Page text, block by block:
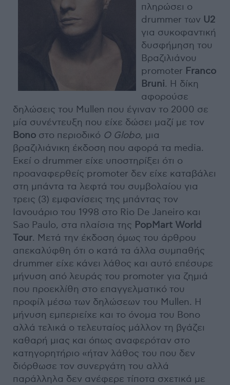
πληρώσει ο
drummer των U2
για συκοφαντική
δυσφήμηση του
Βραζιλιάνου
promoter Franco
Bruni. Η δίκη
αφορούσε
δηλώσεις του Mullen που έγιναν το 2000 σε
μία συνέντευξη που είχε δώσει μαζί με τον
Bono στο περιοδικό O Globo, μια
βραζιλιάνικη έκδοση που αφορά τα media.
Εκεί ο drummer είχε υποστηρίξει ότι ο
προαναφερθείς promoter δεν είχε καταβάλει
στη μπάντα τα λεφτά του συμβολαίου για
τρεις (3) εμφανίσεις της μπάντας τον
Ιανουάριο του 1998 στο Rio De Janeiro και
Sao Paulo, στα πλαίσια της PopMart World
Tour. Μετά την έκδοση όμως του άρθρου
απεκαλύφθη ότι ο κατά τα άλλα συμπαθής
drummer είχε κάνει λάθος και αυτό επέσυρε
μήνυση από λευράς του promoter για ζημιά
που προεκλίθη στο επαγγελματικό του
προφίλ μέσω των δηλώσεων του Mullen. H
μήνυση εμπεριείχε και το όνομα του Bono
αλλά τελικά ο τελευταίος μάλλον τη βγάζει
καθαρή μιας και όπως αναφερόταν στο
κατηγορητήριο «ήταν λάθος του που δεν
διόρθωσε τον συνεργάτη του αλλά
παράλληλα δεν ανέφερε τίποτα σχετικά με